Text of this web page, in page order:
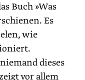
Buch »Was
Es
wie
dieses
vor allem